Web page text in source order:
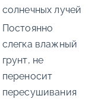
солнечных лучей
Постоянно
слегка влажный
грунт, не
переносит
пересушивания